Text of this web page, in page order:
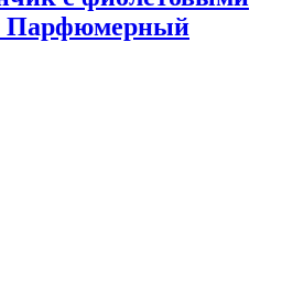
Парфюмерный